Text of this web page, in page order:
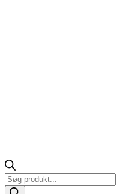
Products
search